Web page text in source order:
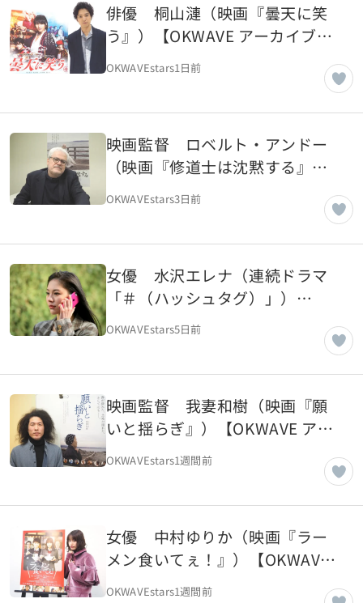
俳優 桐山漣（映画『曇天に笑
う』）【OKWAVE アーカイブ｜
2018年3月取材】
OKWAVEstars1日前
映画監督 ロベルト・アンドー
（映画『修道士は沈黙する』）
【OKWAVE アーカイブ｜2018年
3月取材】
OKWAVEstars3日前
女優 水沢エレナ（連続ドラマ
「＃（ハッシュタグ）」）
【OKWAVE アーカイブ｜2018年
OKWAVEstars5日前
映画監督 我妻和樹（映画『願
いと揺らぎ』）【OKWAVE アー
カイブ｜2018年3月取材】
OKWAVEstars1週間前
女優 中村ゆりか（映画『ラー
メン食いてぇ！』）【OKWAVE
アーカイブ｜2018年3月取
OKWAVEstars1週間前